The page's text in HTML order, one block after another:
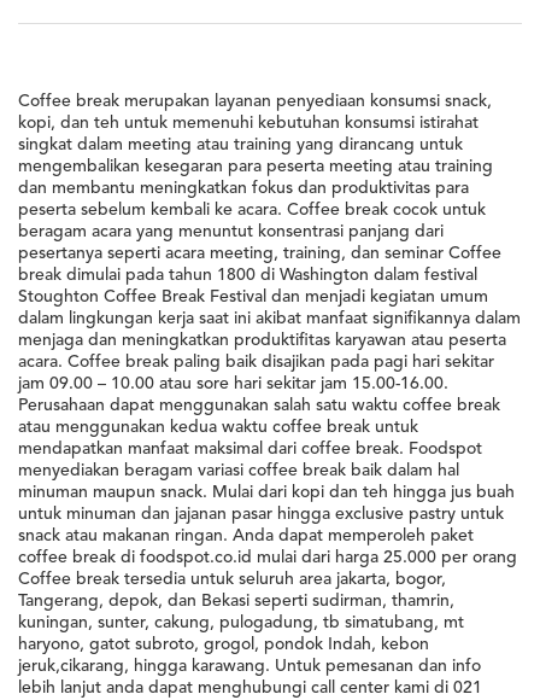
Coffee break merupakan layanan penyediaan konsumsi snack,
kopi, dan teh untuk memenuhi kebutuhan konsumsi istirahat
singkat dalam meeting atau training yang dirancang untuk
mengembalikan kesegaran para peserta meeting atau training
dan membantu meningkatkan fokus dan produktivitas para
peserta sebelum kembali ke acara. Coffee break cocok untuk
beragam acara yang menuntut konsentrasi panjang dari
pesertanya seperti acara meeting, training, dan seminar Coffee
break dimulai pada tahun 1800 di Washington dalam festival
Stoughton Coffee Break Festival dan menjadi kegiatan umum
dalam lingkungan kerja saat ini akibat manfaat signifikannya dalam
menjaga dan meningkatkan produktifitas karyawan atau peserta
acara. Coffee break paling baik disajikan pada pagi hari sekitar
jam 09.00 – 10.00 atau sore hari sekitar jam 15.00-16.00.
Perusahaan dapat menggunakan salah satu waktu coffee break
atau menggunakan kedua waktu coffee break untuk
mendapatkan manfaat maksimal dari coffee break. Foodspot
menyediakan beragam variasi coffee break baik dalam hal
minuman maupun snack. Mulai dari kopi dan teh hingga jus buah
untuk minuman dan jajanan pasar hingga exclusive pastry untuk
snack atau makanan ringan. Anda dapat memperoleh paket
coffee break di foodspot.co.id mulai dari harga 25.000 per orang
Coffee break tersedia untuk seluruh area jakarta, bogor,
Tangerang, depok, dan Bekasi seperti sudirman, thamrin,
kuningan, sunter, cakung, pulogadung, tb simatubang, mt
haryono, gatot subroto, grogol, pondok Indah, kebon
jeruk,cikarang, hingga karawang. Untuk pemesanan dan info
lebih lanjut anda dapat menghubungi call center kami di 021